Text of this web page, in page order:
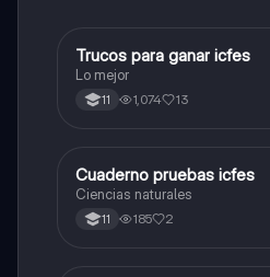
Química
Trucos para ganar icfes
Lo mejor
11 1,074 13
Biologia
Cuaderno pruebas icfes
Ciencias naturales
11 185 2